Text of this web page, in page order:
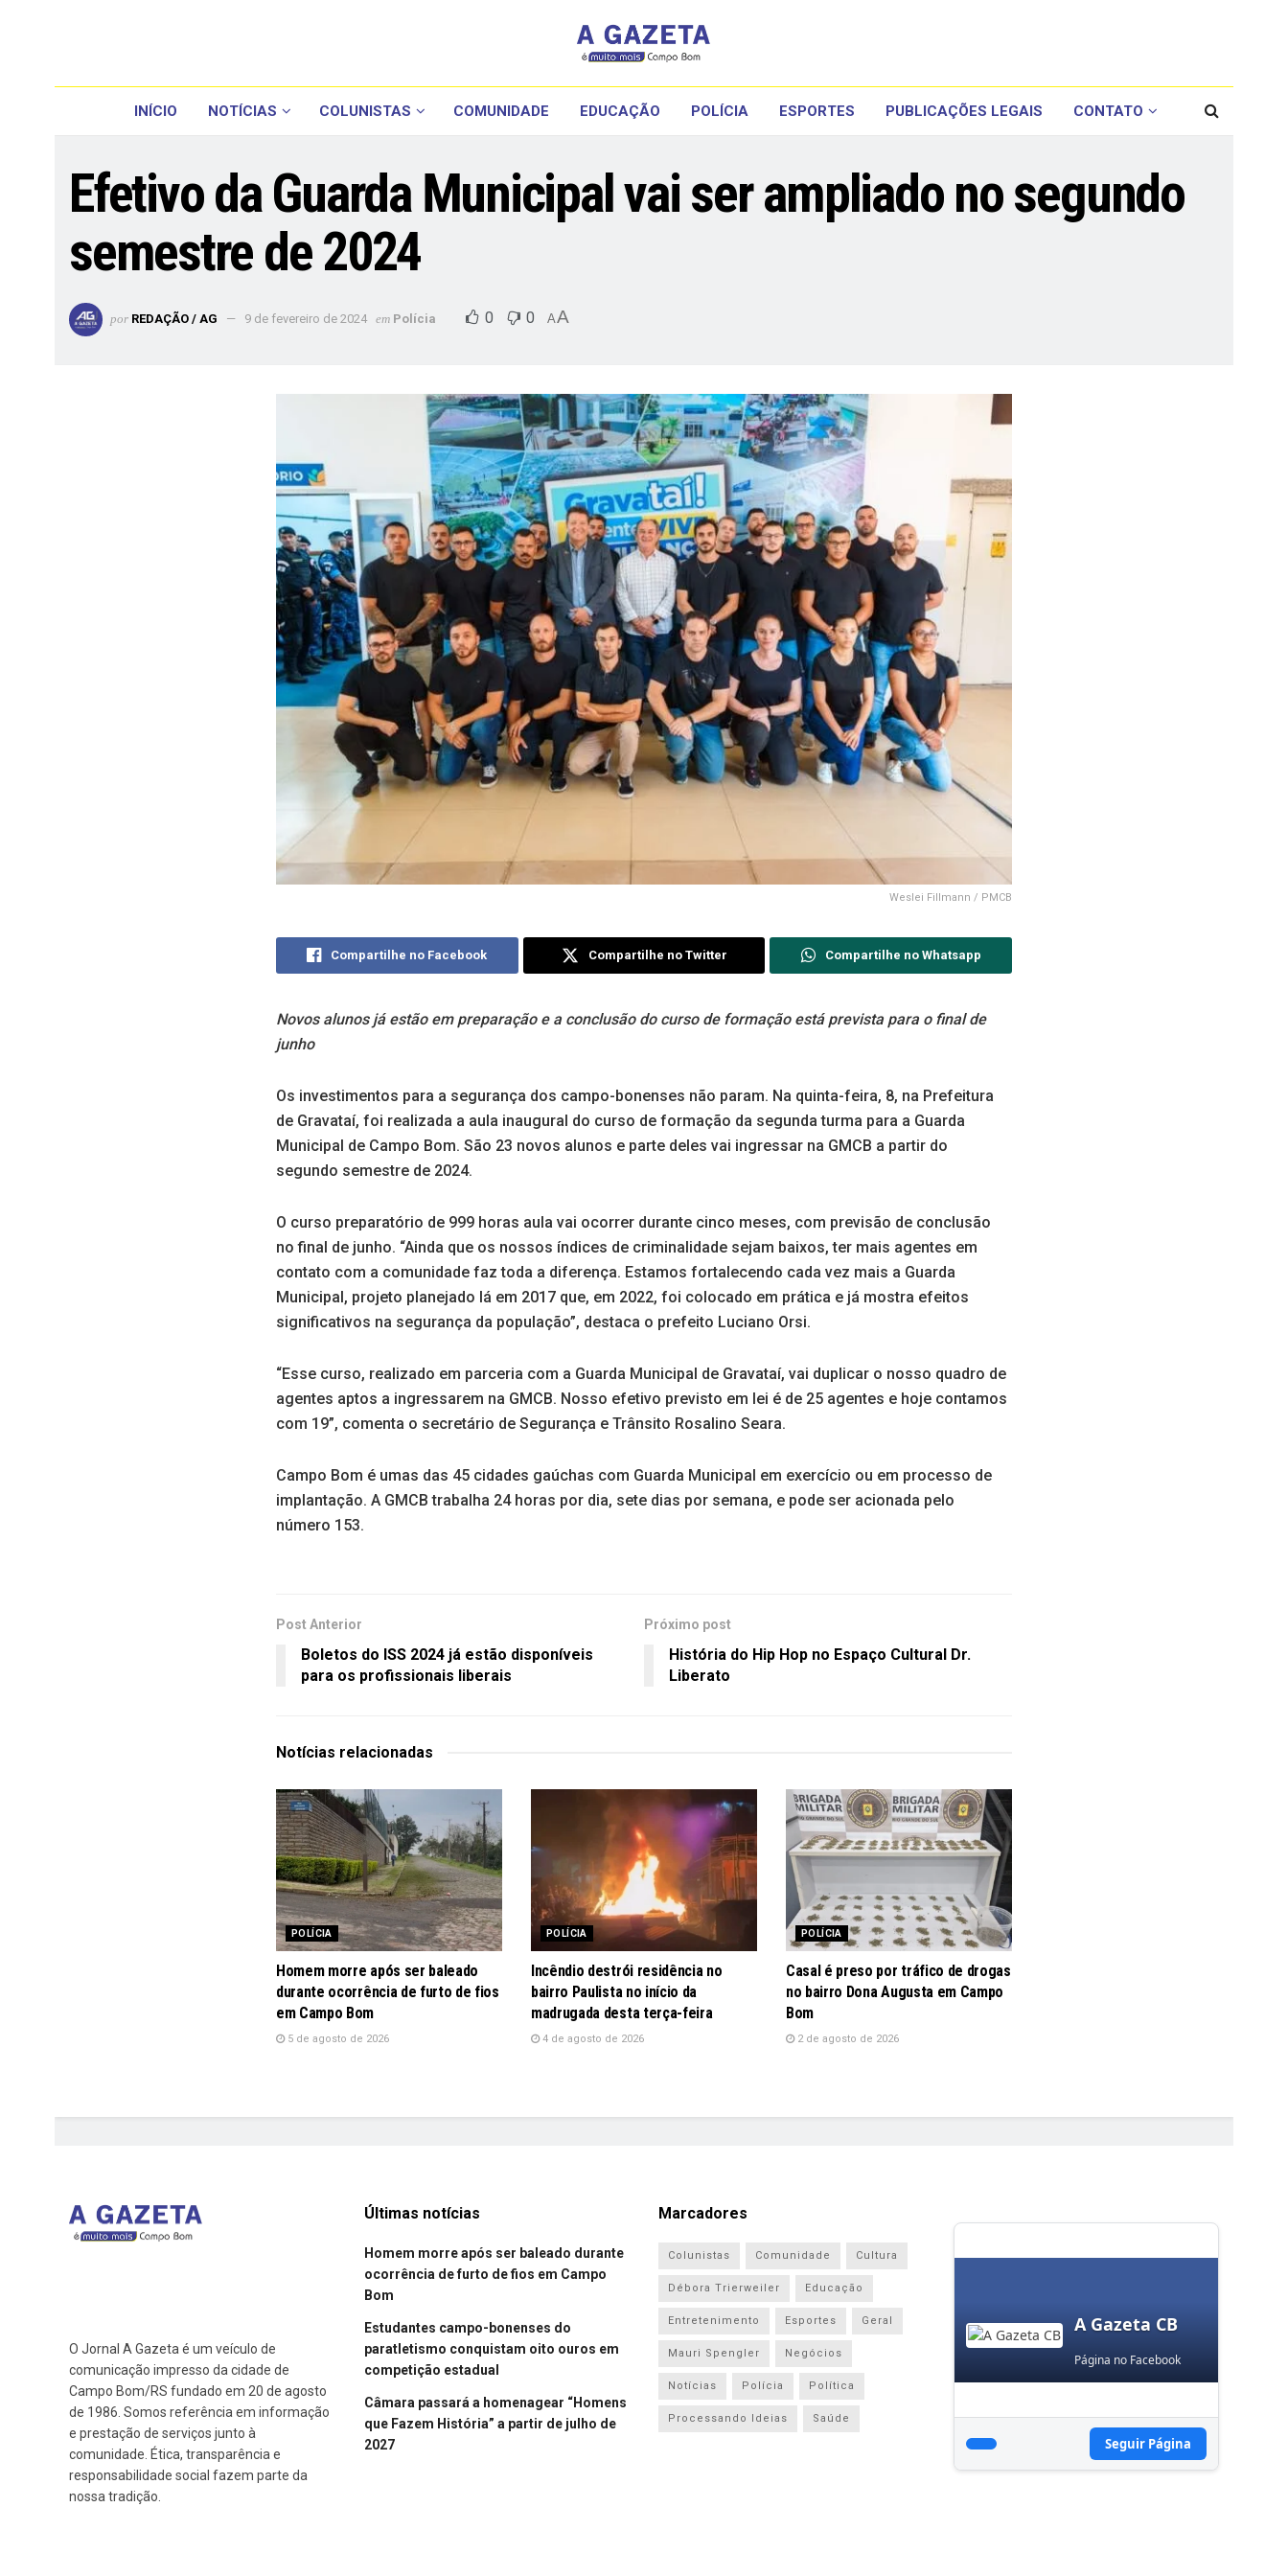
INÍCIO NOTÍCIAS COLUNISTAS COMUNIDADE EDUCAÇÃO POLÍCIA ESPORTES PUBLICAÇÕES LEGAIS CONTATO
Efetivo da Guarda Municipal vai ser ampliado no segundo
semestre de 2024
por REDAÇÃO / AG 9 de fevereiro de 2024 em Polícia 0 0 AA
Weslei Fillmann / PMCB
Compartilhe no Facebook Compartilhe no Twitter Compartilhe no Whatsapp
Novos alunos já estão em preparação e a conclusão do curso de formação está prevista para o final de
junho
Os investimentos para a segurança dos campo-bonenses não param. Na quinta-feira, 8, na Prefeitura
de Gravataí, foi realizada a aula inaugural do curso de formação da segunda turma para a Guarda
Municipal de Campo Bom. São 23 novos alunos e parte deles vai ingressar na GMCB a partir do
segundo semestre de 2024.
O curso preparatório de 999 horas aula vai ocorrer durante cinco meses, com previsão de conclusão
no final de junho. “Ainda que os nossos índices de criminalidade sejam baixos, ter mais agentes em
contato com a comunidade faz toda a diferença. Estamos fortalecendo cada vez mais a Guarda
Municipal, projeto planejado lá em 2017 que, em 2022, foi colocado em prática e já mostra efeitos
significativos na segurança da população”, destaca o prefeito Luciano Orsi.
“Esse curso, realizado em parceria com a Guarda Municipal de Gravataí, vai duplicar o nosso quadro de
agentes aptos a ingressarem na GMCB. Nosso efetivo previsto em lei é de 25 agentes e hoje contamos
com 19”, comenta o secretário de Segurança e Trânsito Rosalino Seara.
Campo Bom é umas das 45 cidades gaúchas com Guarda Municipal em exercício ou em processo de
implantação. A GMCB trabalha 24 horas por dia, sete dias por semana, e pode ser acionada pelo
número 153.
Post Anterior
Boletos do ISS 2024 já estão disponíveis
para os profissionais liberais
Próximo post
História do Hip Hop no Espaço Cultural Dr.
Liberato
Notícias relacionadas
POLÍCIA
Homem morre após ser baleado
durante ocorrência de furto de fios
em Campo Bom
5 de agosto de 2026
POLÍCIA
Incêndio destrói residência no
bairro Paulista no início da
madrugada desta terça-feira
4 de agosto de 2026
POLÍCIA
Casal é preso por tráfico de drogas
no bairro Dona Augusta em Campo
Bom
2 de agosto de 2026
O Jornal A Gazeta é um veículo de
comunicação impresso da cidade de
Campo Bom/RS fundado em 20 de agosto
de 1986. Somos referência em informação
e prestação de serviços junto à
comunidade. Ética, transparência e
responsabilidade social fazem parte da
nossa tradição.
Últimas notícias
Homem morre após ser baleado durante
ocorrência de furto de fios em Campo
Bom
Estudantes campo-bonenses do
paratletismo conquistam oito ouros em
competição estadual
Câmara passará a homenagear “Homens
que Fazem História” a partir de julho de
2027
Marcadores
Colunistas Comunidade Cultura
Débora Trierweiler Educação
Entretenimento Esportes Geral
Mauri Spengler Negócios
Notícias Polícia Política
Processando Ideias Saúde
A Gazeta CB
Página no Facebook
Seguir Página